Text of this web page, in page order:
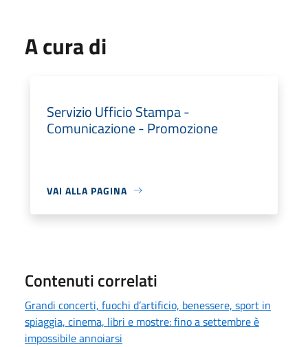
A cura di
Servizio Ufficio Stampa -
Comunicazione - Promozione
VAI ALLA PAGINA
Contenuti correlati
Grandi concerti, fuochi d’artificio, benessere, sport in
spiaggia, cinema, libri e mostre: fino a settembre è
impossibile annoiarsi